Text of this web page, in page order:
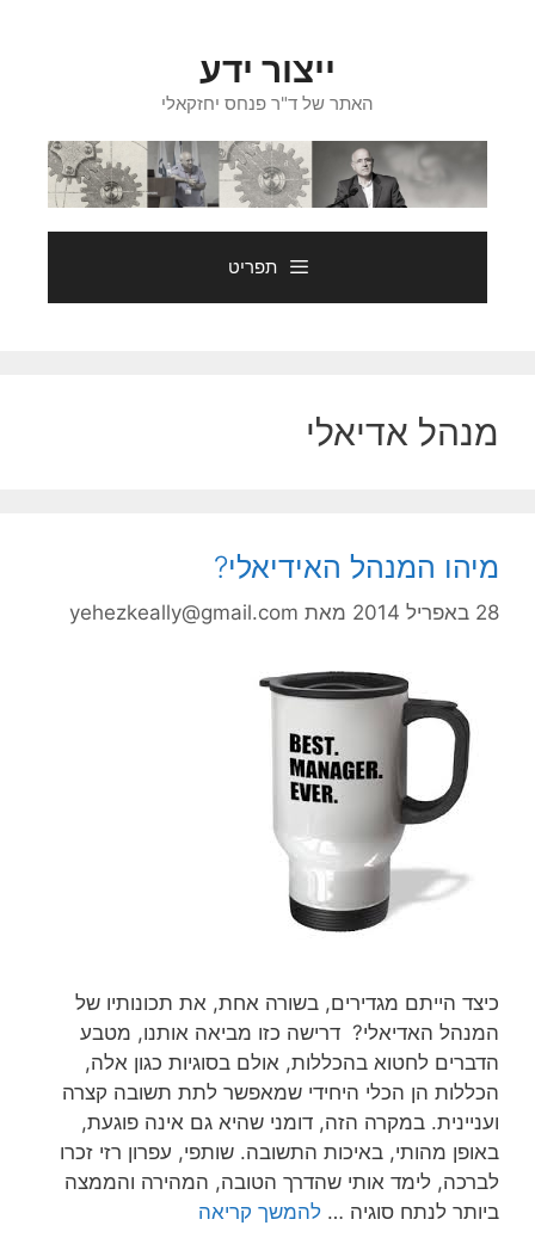
ייצור ידע
האתר של ד"ר פנחס יחזקאלי
תפריט
מנהל אדיאלי
מיהו המנהל האידיאלי?
28 באפריל 2014 מאת yehezkeally@gmail.com
כיצד הייתם מגדירים, בשורה אחת, את תכונותיו של
המנהל האדיאלי? דרישה כזו מביאה אותנו, מטבע
הדברים לחטוא בהכללות, אולם בסוגיות כגון אלה,
הכללות הן הכלי היחידי שמאפשר לתת תשובה קצרה
ועניינית. במקרה הזה, דומני שהיא גם אינה פוגעת,
באופן מהותי, באיכות התשובה. שותפי, עפרון רזי זכרו
לברכה, לימד אותי שהדרך הטובה, המהירה והממצה
ביותר לנתח סוגיה … להמשך קריאה